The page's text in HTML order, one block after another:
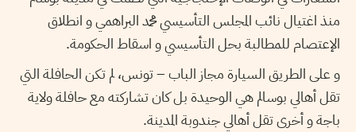
منذ اغتيال نائب المجلس التأسيسي محمد البراهمي و انطلاق
الإعتصام للمطالبة بحل التأسيسي و اسقاط الحكومة.
و على الطريق السيارة مجاز الباب – تونس، لم تكن الحافلة التي
تقل أهالي بوسالم هي الوحيدة بل كان تشاركته مع حافلة ولاية
باجة و أخرى تقل أهالي جندوبة المدينة.